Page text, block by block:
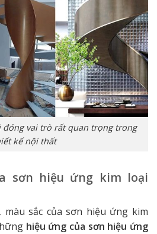
đóng vai trò rất quan trọng trong
kế nội thất
sơn hiệu ứng kim loại
sắc của sơn hiệu ứng kim
hiệu ứng của sơn hiệu ứng